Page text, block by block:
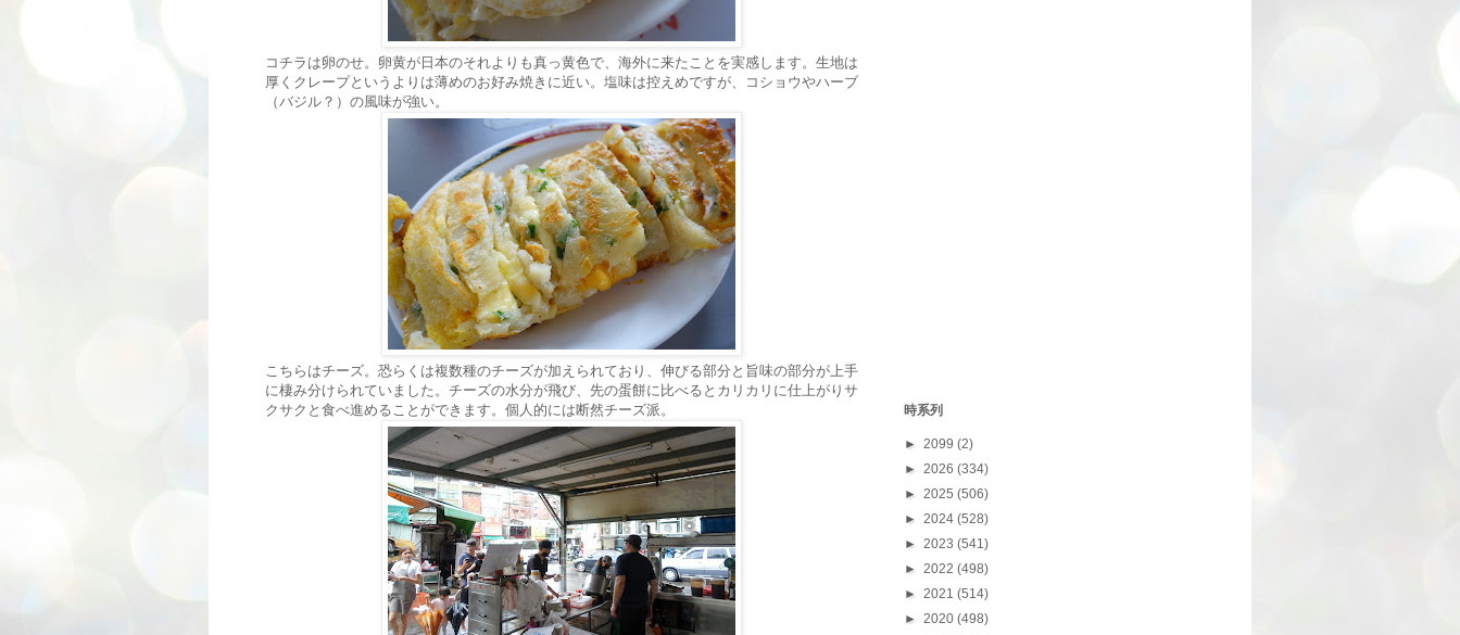
コチラは卵のせ。卵黄が日本のそれよりも真っ黄色で、海外に来たことを実感します。生地は
厚くクレープというよりは薄めのお好み焼きに近い。塩味は控えめですが、コショウやハーブ
（バジル？）の風味が強い。
こちらはチーズ。恐らくは複数種のチーズが加えられており、伸びる部分と旨味の部分が上手
に棲み分けられていました。チーズの水分が飛び、先の蛋餅に比べるとカリカリに仕上がりサ
クサクと食べ進めることができます。個人的には断然チーズ派。
時系列
► 2099 (2)
► 2026 (334)
► 2025 (506)
► 2024 (528)
► 2023 (541)
► 2022 (498)
► 2021 (514)
► 2020 (498)